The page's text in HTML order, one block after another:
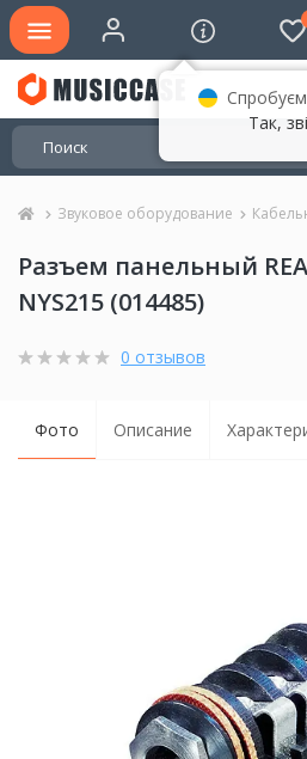
Звуковое оборудование
Разъем панельный
NYS215 (014485)
0 отзывов
Фото Описание
Так,